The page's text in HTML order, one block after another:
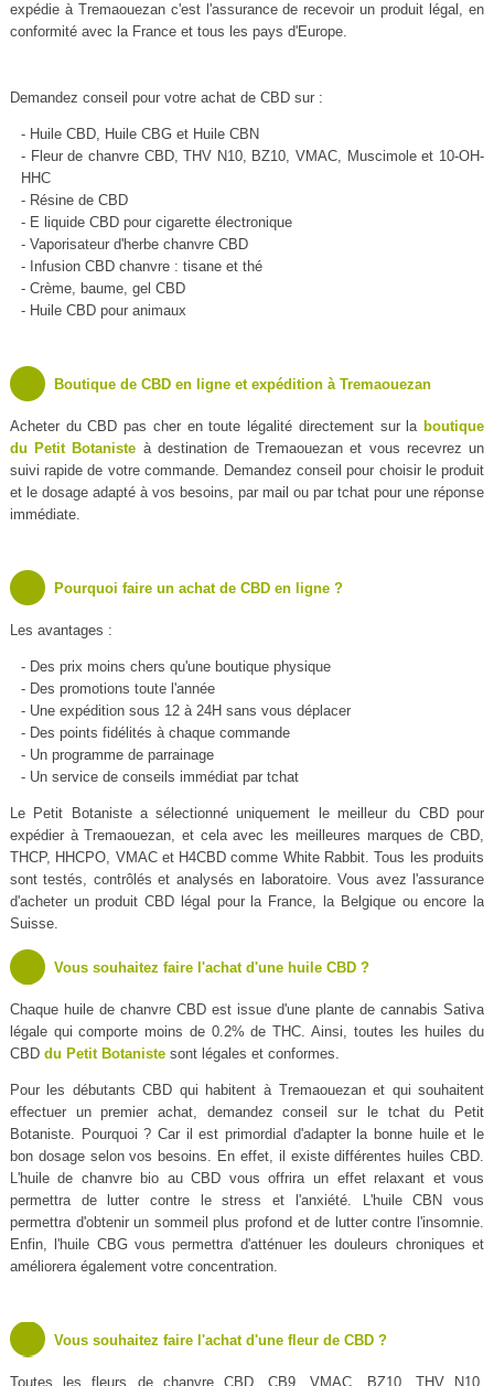
expédie à Tremaouezan c'est l'assurance de recevoir un produit légal, en
conformité avec la France et tous les pays d'Europe.
Demandez conseil pour votre achat de CBD sur :
- Huile CBD, Huile CBG et Huile CBN
- Fleur de chanvre CBD, THV N10, BZ10, VMAC, Muscimole et 10-OH-
HHC
- Résine de CBD
- E liquide CBD pour cigarette électronique
- Vaporisateur d'herbe chanvre CBD
- Infusion CBD chanvre : tisane et thé
- Crème, baume, gel CBD
- Huile CBD pour animaux
Boutique de CBD en ligne et expédition à Tremaouezan
Acheter du CBD pas cher en toute légalité directement sur la boutique
du Petit Botaniste à destination de Tremaouezan et vous recevrez un
suivi rapide de votre commande. Demandez conseil pour choisir le produit
et le dosage adapté à vos besoins, par mail ou par tchat pour une réponse
immédiate.
Pourquoi faire un achat de CBD en ligne ?
Les avantages :
- Des prix moins chers qu'une boutique physique
- Des promotions toute l'année
- Une expédition sous 12 à 24H sans vous déplacer
- Des points fidélités à chaque commande
- Un programme de parrainage
- Un service de conseils immédiat par tchat
Le Petit Botaniste a sélectionné uniquement le meilleur du CBD pour
expédier à Tremaouezan, et cela avec les meilleures marques de CBD,
THCP, HHCPO, VMAC et H4CBD comme White Rabbit. Tous les produits
sont testés, contrôlés et analysés en laboratoire. Vous avez l'assurance
d'acheter un produit CBD légal pour la France, la Belgique ou encore la
Suisse.
Vous souhaitez faire l'achat d'une huile CBD ?
Chaque huile de chanvre CBD est issue d'une plante de cannabis Sativa
légale qui comporte moins de 0.2% de THC. Ainsi, toutes les huiles du
CBD du Petit Botanistesont légales et conformes.
Pour les débutants CBD qui habitent à Tremaouezan et qui souhaitent
effectuer un premier achat, demandez conseil sur le tchat du Petit
Botaniste. Pourquoi ? Car il est primordial d'adapter la bonne huile et le
bon dosage selon vos besoins. En effet, il existe différentes huiles CBD.
L'huile de chanvre bio au CBD vous offrira un effet relaxant et vous
permettra de lutter contre le stress et l'anxiété. L'huile CBN vous
permettra d'obtenir un sommeil plus profond et de lutter contre l'insomnie.
Enfin, l'huile CBG vous permettra d'atténuer les douleurs chroniques et
améliorera également votre concentration.
Vous souhaitez faire l'achat d'une fleur de CBD ?
Toutes les fleurs de chanvre CBD, CB9, VMAC, BZ10, THV N10,